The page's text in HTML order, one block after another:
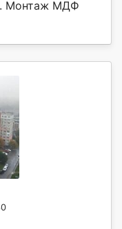
Монтаж МДФ